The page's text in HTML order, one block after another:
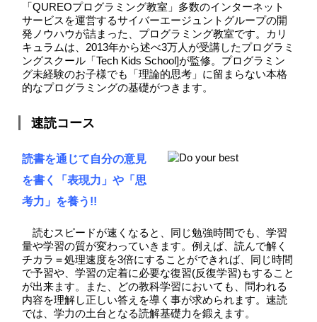
「QUREOプログラミング教室」多数のインターネット
サービスを運営するサイバーエージュントグループの開
発ノウハウが詰まった、プログラミング教室です。カリ
キュラムは、2013年から述べ3万人が受講したプログラミ
ングスクール「Tech Kids School]が監修。プログラミン
グ未経験のお子様でも「理論的思考」に留まらない本格
的なプログラミングの基礎がつきます。
速読コース
読書を通じて自分の意見
を書く「表現力」や「思
考力」を養う!!
読むスピードが速くなると、同じ勉強時間でも、学習
量や学習の質が変わっていきます。例えば、読んで解く
チカラ＝処理速度を3倍にすることができれば、同じ時間
で予習や、学習の定着に必要な復習(反復学習)もすること
が出来ます。また、どの教科学習においても、問われる
内容を理解し正しい答えを導く事が求められます。速読
では、学力の土台となる読解基礎力を鍛えます。